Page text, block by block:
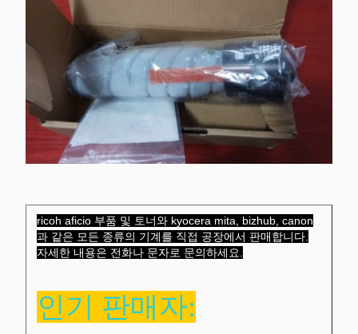
ricoh aficio 부품 및 토너와 kyocera mita, bizhub, canon
과 같은 모든 종류의 기계를 직접 공장에서 판매합니다.
자세한 내용은 전화나 문자로 문의하세요.
인기 판매자: